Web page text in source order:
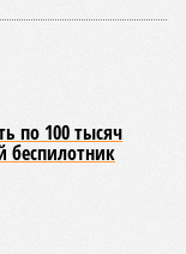
20 сотрудников